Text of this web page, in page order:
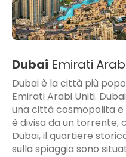
Dubai Emirati
Dubai è la città più
Emirati Arabi Uniti.
una città cosmopolita e
è divisa da un torrente,
Dubai, il quartiere
sulla spiaggia sono